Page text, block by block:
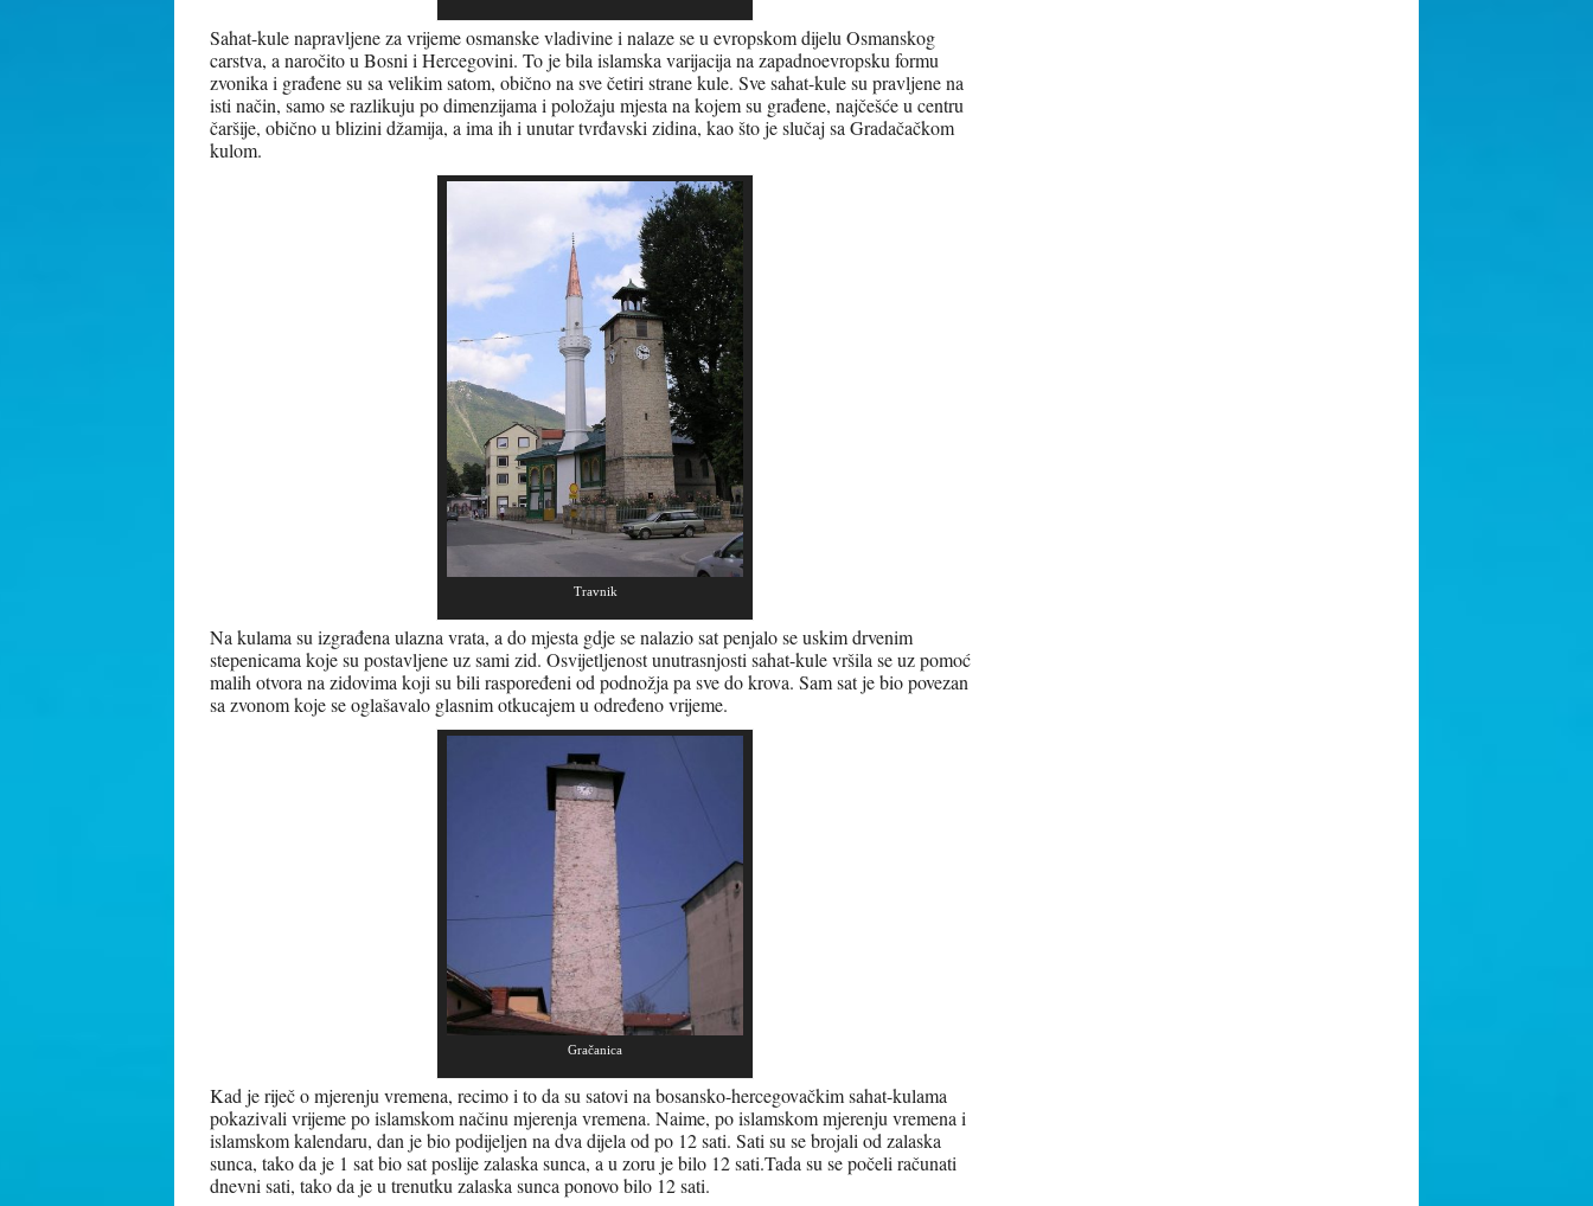
Sahat-kule napravljene za vrijeme osmanske vladivine i nalaze se u evropskom dijelu Osmanskog
carstva, a naročito u Bosni i Hercegovini. To je bila islamska varijacija na zapadnoevropsku formu
zvonika i građene su sa velikim satom, obično na sve četiri strane kule. Sve sahat-kule su pravljene na
isti način, samo se razlikuju po dimenzijama i položaju mjesta na kojem su građene, najčešće u centru
čaršije, obično u blizini džamija, a ima ih i unutar tvrđavski zidina, kao što je slučaj sa Gradačačkom
kulom.
Travnik
Na kulama su izgrađena ulazna vrata, a do mjesta gdje se nalazio sat penjalo se uskim drvenim
stepenicama koje su postavljene uz sami zid. Osvijetljenost unutrasnjosti sahat-kule vršila se uz pomoć
malih otvora na zidovima koji su bili raspoređeni od podnožja pa sve do krova. Sam sat je bio povezan
sa zvonom koje se oglašavalo glasnim otkucajem u određeno vrijeme.
Gračanica
Kad je riječ o mjerenju vremena, recimo i to da su satovi na bosansko-hercegovačkim sahat-kulama
pokazivali vrijeme po islamskom načinu mjerenja vremena. Naime, po islamskom mjerenju vremena i
islamskom kalendaru, dan je bio podijeljen na dva dijela od po 12 sati. Sati su se brojali od zalaska
sunca, tako da je 1 sat bio sat poslije zalaska sunca, a u zoru je bilo 12 sati.Tada su se počeli računati
dnevni sati, tako da je u trenutku zalaska sunca ponovo bilo 12 sati.